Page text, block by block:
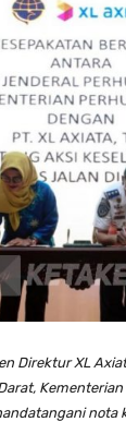
Direktur XL
nota